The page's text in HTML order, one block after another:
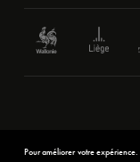
Pour améliorer votre expérience.